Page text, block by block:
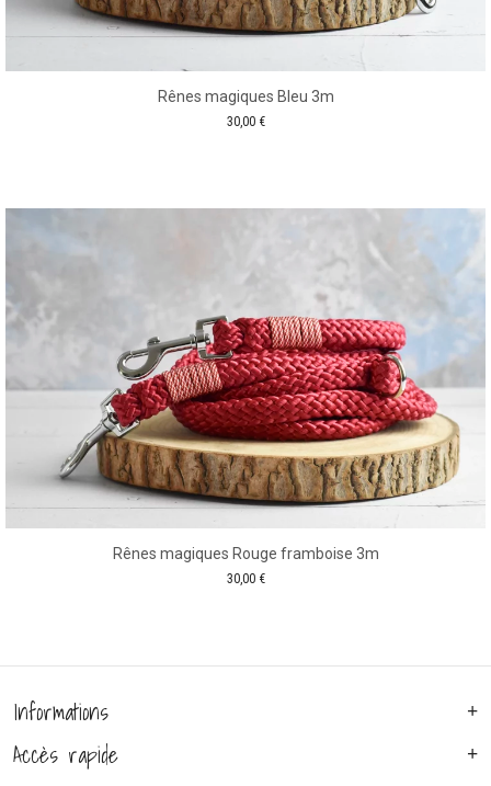
Rênes magiques Bleu 3m
30,00 €
Rênes magiques Rouge framboise 3m
30,00 €
Informations
Accès rapide